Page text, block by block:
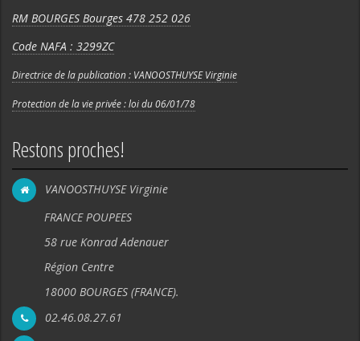
RM BOURGES Bourges 478 252 026
Code NAFA : 3299ZC
Directrice de la publication : VANOOSTHUYSE Virginie
Protection de la vie privée : loi du 06/01/78
Restons proches!
VANOOSTHUYSE Virginie
FRANCE POUPEES
58 rue Konrad Adenauer
Région Centre
18000 BOURGES (FRANCE).
02.46.08.27.61